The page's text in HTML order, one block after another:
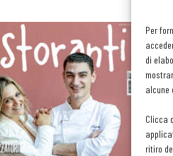
Per
di
alcune
Clicca
ritiro
di
The